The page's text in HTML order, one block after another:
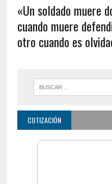
«Un soldado muere
cuando muere
otro cuando es
COTIZACIÓN